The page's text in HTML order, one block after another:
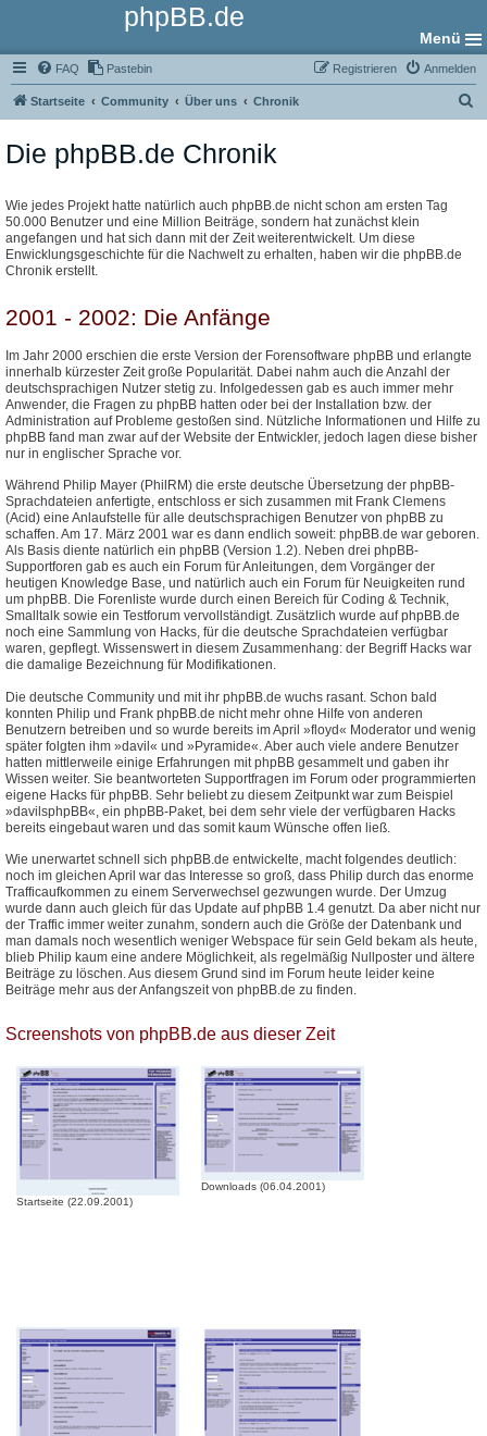
phpBB.de
Menü
FAQ Pastebin Anmelden
Registrieren
Startseite Community Über uns Chronik
Die phpBB.de Chronik
Wie jedes Projekt hatte natürlich auch phpBB.de nicht schon am ersten Tag
50.000 Benutzer und eine Million Beiträge, sondern hat zunächst klein
angefangen und hat sich dann mit der Zeit weiterentwickelt. Um diese
Enwicklungsgeschichte für die Nachwelt zu erhalten, haben wir die phpBB.de
Chronik erstellt.
2001 - 2002: Die Anfänge
Im Jahr 2000 erschien die erste Version der Forensoftware phpBB und erlangte
innerhalb kürzester Zeit große Popularität. Dabei nahm auch die Anzahl der
deutschsprachigen Nutzer stetig zu. Infolgedessen gab es auch immer mehr
Anwender, die Fragen zu phpBB hatten oder bei der Installation bzw. der
Administration auf Probleme gestoßen sind. Nützliche Informationen und Hilfe zu
phpBB fand man zwar auf der Website der Entwickler, jedoch lagen diese bisher
nur in englischer Sprache vor.
Während Philip Mayer (PhilRM) die erste deutsche Übersetzung der phpBB-
Sprachdateien anfertigte, entschloss er sich zusammen mit Frank Clemens
(Acid) eine Anlaufstelle für alle deutschsprachigen Benutzer von phpBB zu
schaffen. Am 17. März 2001 war es dann endlich soweit: phpBB.de war geboren.
Als Basis diente natürlich ein phpBB (Version 1.2). Neben drei phpBB-
Supportforen gab es auch ein Forum für Anleitungen, dem Vorgänger der
heutigen Knowledge Base, und natürlich auch ein Forum für Neuigkeiten rund
um phpBB. Die Forenliste wurde durch einen Bereich für Coding & Technik,
Smalltalk sowie ein Testforum vervollständigt. Zusätzlich wurde auf phpBB.de
noch eine Sammlung von Hacks, für die deutsche Sprachdateien verfügbar
waren, gepflegt. Wissenswert in diesem Zusammenhang: der Begriff Hacks war
die damalige Bezeichnung für Modifikationen.
Die deutsche Community und mit ihr phpBB.de wuchs rasant. Schon bald
konnten Philip und Frank phpBB.de nicht mehr ohne Hilfe von anderen
Benutzern betreiben und so wurde bereits im April »floyd« Moderator und wenig
später folgten ihm »davil« und »Pyramide«. Aber auch viele andere Benutzer
hatten mittlerweile einige Erfahrungen mit phpBB gesammelt und gaben ihr
Wissen weiter. Sie beantworteten Supportfragen im Forum oder programmierten
eigene Hacks für phpBB. Sehr beliebt zu diesem Zeitpunkt war zum Beispiel
»davilsphpBB«, ein phpBB-Paket, bei dem sehr viele der verfügbaren Hacks
bereits eingebaut waren und das somit kaum Wünsche offen ließ.
Wie unerwartet schnell sich phpBB.de entwickelte, macht folgendes deutlich:
noch im gleichen April war das Interesse so groß, dass Philip durch das enorme
Trafficaufkommen zu einem Serverwechsel gezwungen wurde. Der Umzug
wurde dann auch gleich für das Update auf phpBB 1.4 genutzt. Da aber nicht nur
der Traffic immer weiter zunahm, sondern auch die Größe der Datenbank und
man damals noch wesentlich weniger Webspace für sein Geld bekam als heute,
blieb Philip kaum eine andere Möglichkeit, als regelmäßig Nullposter und ältere
Beiträge zu löschen. Aus diesem Grund sind im Forum heute leider keine
Beiträge mehr aus der Anfangszeit von phpBB.de zu finden.
Screenshots von phpBB.de aus dieser Zeit
Startseite (22.09.2001)
Downloads (06.04.2001)